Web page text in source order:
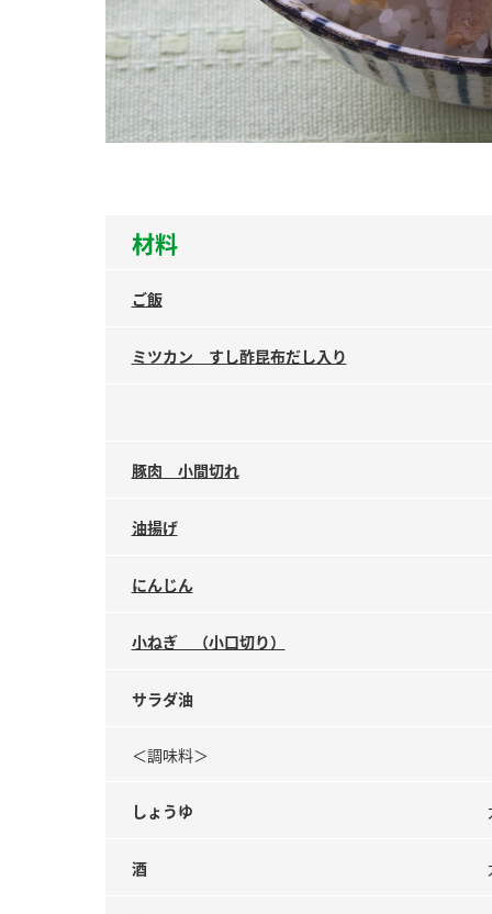
材料
ご飯
ミツカン すし酢昆布だし入り
豚肉 小間切れ
油揚げ
にんじん
小ねぎ （小口切り）
サラダ油
＜調味料＞
しょうゆ
酒